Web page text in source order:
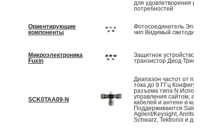
для удовлетворения
потребностей
Ориентирующие
компоненты
Фотосоединитель
чип Видимый светодиод
Микроэлектроника
Fuxin
Защитное устройство SCR
транзистор Диод Триод
SCK0TAA09-N
Диапазон частот от
тока до 9 ГГц Конфигурация
разъема типа N
управления сайтом,
кабелей и антенн и
Поддерживаются Saluki,
Agilent/Keysight, Anritsu,
Schwarz, Tektronix и другие